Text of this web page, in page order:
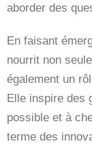
aborder des
En faisant
nourrit non
également un
Elle inspire des
possible et à
terme des